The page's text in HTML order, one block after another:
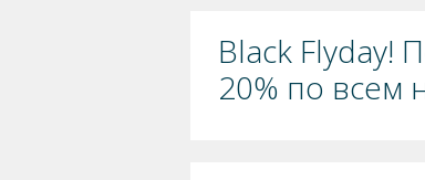
Black Flyday!
20% по всем